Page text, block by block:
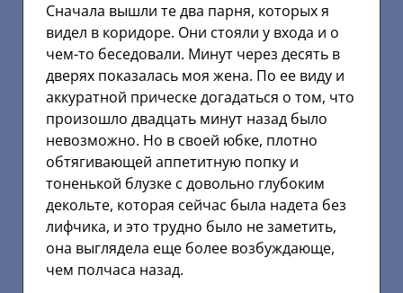
Сначала вышли те два парня, которых я
видел в коридоре. Они стояли у входа и о
чем-то беседовали. Минут через десять в
дверях показалась моя жена. По ее виду и
аккуратной прическе догадаться о том, что
произошло двадцать минут назад было
невозможно. Но в своей юбке, плотно
обтягивающей аппетитную попку и
тоненькой блузке с довольно глубоким
декольте, которая сейчас была надета без
лифчика, и это трудно было не заметить,
она выглядела еще более возбуждающе,
чем полчаса назад.